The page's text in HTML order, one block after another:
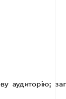
аудиторію;